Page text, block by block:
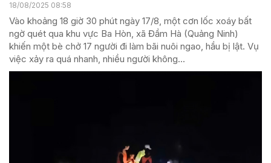
18/08/2025 08:58
Vào khoảng 18 giờ 30 phút ngày 17/8, một cơn lốc xoáy bất
ngờ quét qua khu vực Ba Hòn, xã Đầm Hà (Quảng Ninh)
khiến một bè chở 17 người đi làm bãi nuôi ngao, hầu bị lật. Vụ
việc xảy ra quá nhanh, nhiều người không...